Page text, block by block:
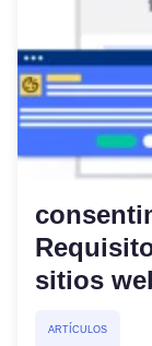
sitios
ARTÍCULOS